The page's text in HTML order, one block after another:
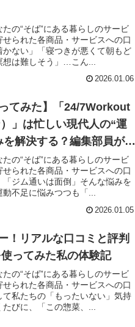
の“そば”にある暮らしのサービ
られた各商品・サービスへの口
ない」「寝つきが悪くて朝もど
は難しそう」…こん...
2026.01.06
てみた】「24/7Workout
」は忙しい現代人の“運
解決する？編集部員が徹
の“そば”にある暮らしのサービ
られた各商品・サービスへの口
ジム通いは面倒」そんな悩みを
不足に悩みつつも「...
2026.01.05
！リアルな口コミと評判
ってみた私の体験記
の“そば”にある暮らしのサービ
られた各商品・サービスへの口
私たちの「もったいない」気持
びに、「この惣菜、...